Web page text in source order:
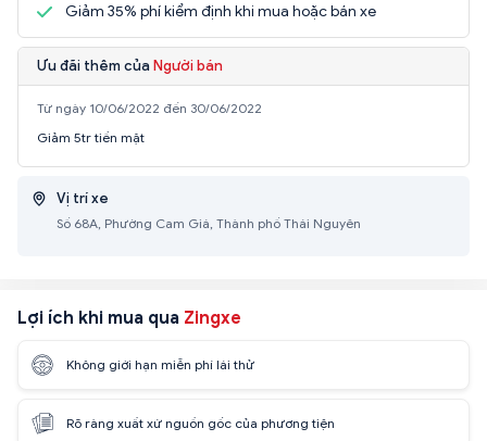
Giảm 35% phí kiểm định khi mua hoặc bán xe
Ưu đãi thêm của Người bán
Từ ngày 10/06/2022 đến 30/06/2022
Giảm 5tr tiền mặt
Vị trí xe
Số 68A, Phường Cam Giá, Thành phố Thái Nguyên
Lợi ích khi mua qua Zingxe
Không giới hạn miễn phí lái thử
Rõ ràng xuất xứ nguồn gốc của phương tiện